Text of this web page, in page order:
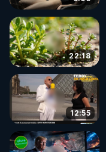
22:18
12:55